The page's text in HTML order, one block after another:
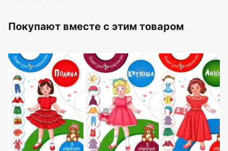
Покупают вместе c этим товаром